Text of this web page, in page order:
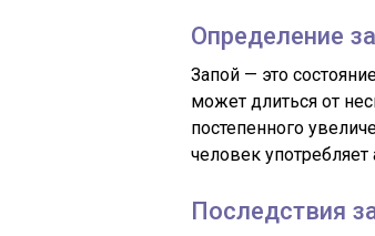
Определение
Запой — это
может длиться от
постепенного
человек
Последствия